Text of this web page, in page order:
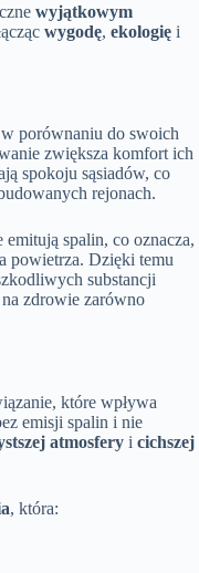
wyjątkowym
wygodę, ekologię i
w porównaniu do swoich
zwiększa komfort ich
spokoju sąsiadów, co
rejonach.
spalin, co oznacza,
powietrza. Dzięki temu
substancji
zdrowie zarówno
które wpływa
emisji spalin i nie
atmosfery i cichszej
, która: